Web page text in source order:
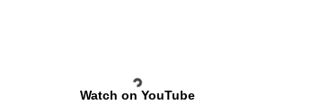
Watch on YouTube